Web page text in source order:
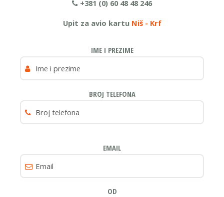
+381 (0) 60 48 48 246
Upit za avio kartu Niš - Krf
IME I PREZIME
BROJ TELEFONA
EMAIL
OD